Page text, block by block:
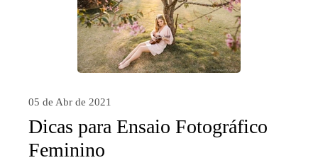
05 de Abr de 2021
Dicas para Ensaio Fotográfico
Feminino